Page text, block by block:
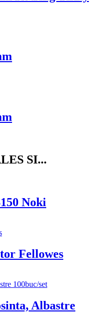
SI...
Noki
Fellowes
Albastre